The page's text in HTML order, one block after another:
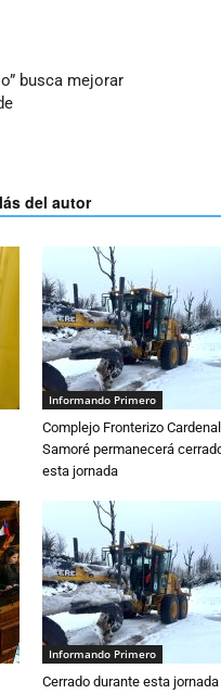
busca mejorar
del autor
Informando Primero
Complejo Fronterizo
Samoré permanecerá
esta jornada
Informando Primero
Cerrado durante esta